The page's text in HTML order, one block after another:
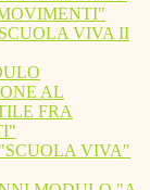
VIVA II
AL
FRA
VIVA"